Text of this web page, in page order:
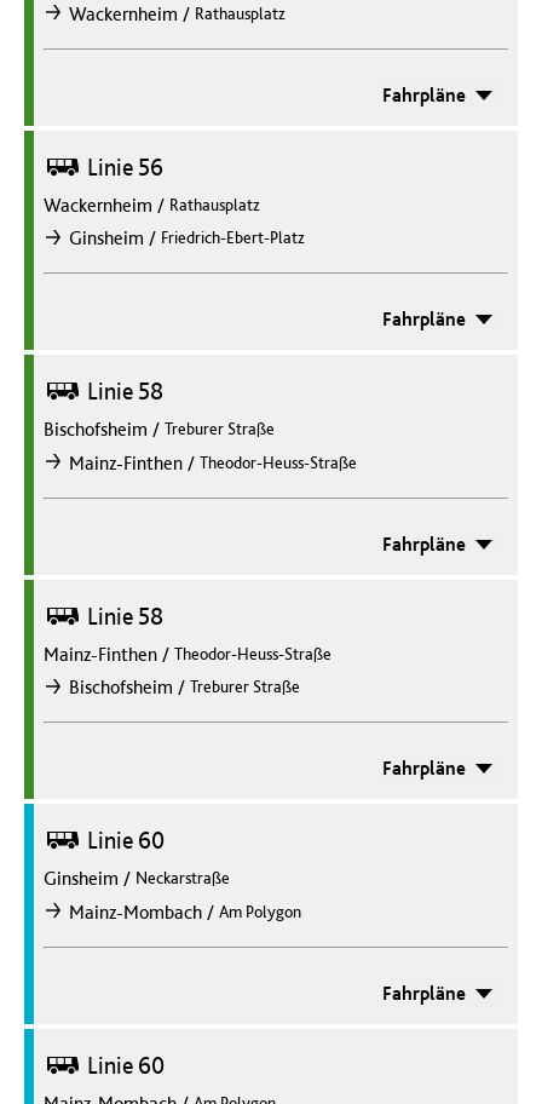
nachWackernheim / Rathausplatz
Fahrpläne
Bus Linie 56
Wackernheim / Rathausplatz
nachGinsheim / Friedrich-Ebert-Platz
Fahrpläne
Bus Linie 58
Bischofsheim / Treburer Straße
nachMainz-Finthen / Theodor-Heuss-Straße
Fahrpläne
Bus Linie 58
Mainz-Finthen / Theodor-Heuss-Straße
nachBischofsheim / Treburer Straße
Fahrpläne
Bus Linie 60
Ginsheim / Neckarstraße
nachMainz-Mombach / Am Polygon
Fahrpläne
Bus Linie 60